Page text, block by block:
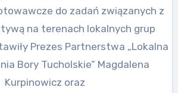
do zadań związanych z
na terenach lokalnych grup
Prezes Partnerstwa „Lokalna
Bory Tucholskie” Magdalena
Kurpinowicz oraz